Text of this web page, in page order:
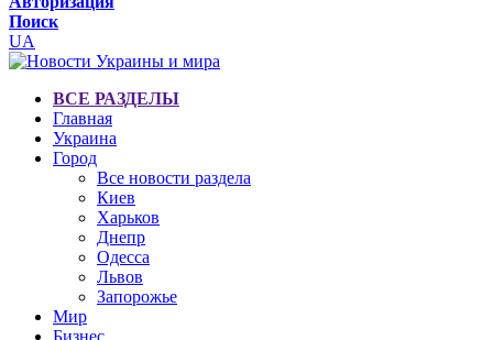
Поиск
UA
ВСЕ РАЗДЕЛЫ
Главная
Украина
Город
Все новости раздела
Киев
Харьков
Днепр
Одесса
Львов
Запорожье
Мир
Бизнес